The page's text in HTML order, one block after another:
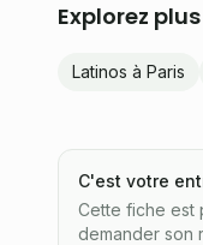
Explorez plus
Latinos à Paris
C'est votre
Cette fiche est
demander son